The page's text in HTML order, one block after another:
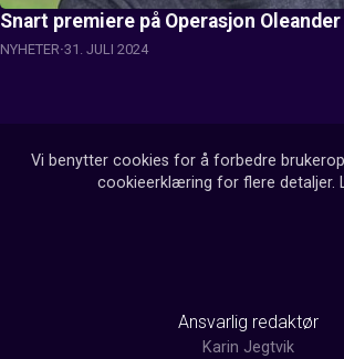
Snart premiere på Operasjon Oleander
NYHETER 31. JULI 2024
Vi benytter cookies for å forbedre
cookieerklæring for flere detaljer.
Ansvarlig redaktør
Karin Jegtvik